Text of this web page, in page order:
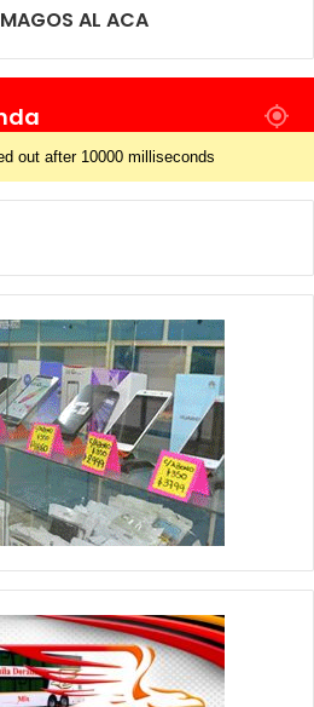
MAGOS AL ACA
out after 10000 milliseconds